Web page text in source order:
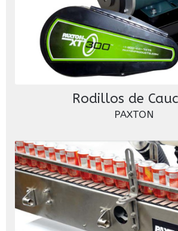
Rodillos de
PAXTON